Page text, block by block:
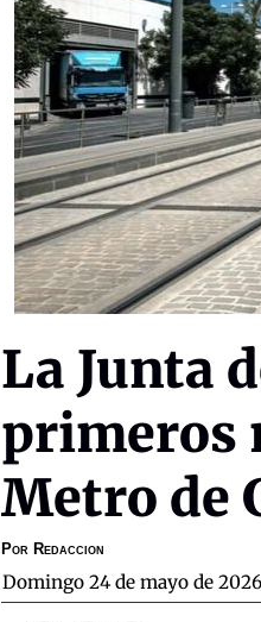
La Junta
primeros
Metro de
Por Redaccion
domingo 24 de mayo de 2026